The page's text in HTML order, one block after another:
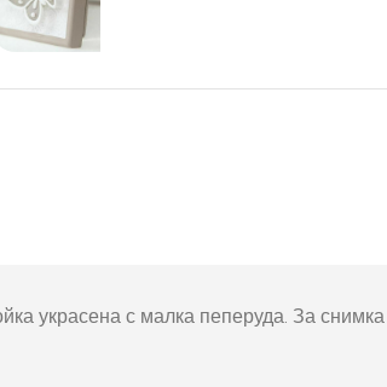
Стена
украсена с малка пеперуда. За